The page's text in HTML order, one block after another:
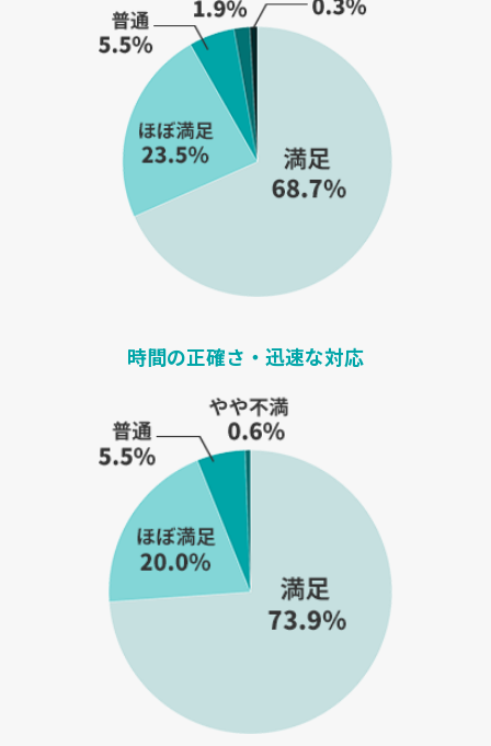
時間の正確さ・迅速な対応